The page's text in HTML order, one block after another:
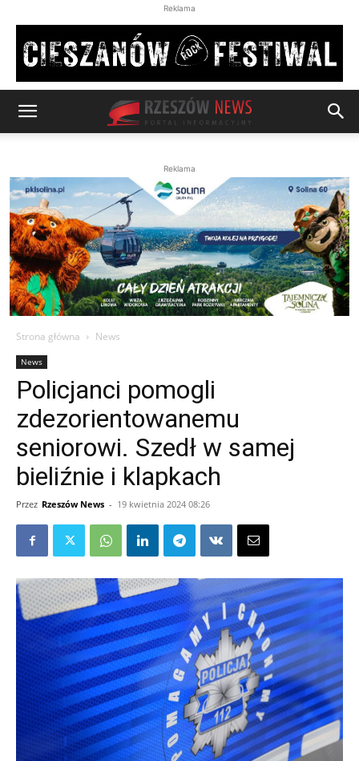
Reklama
Reklama
Strona główna News
News
Policjanci pomogli
zdezorientowanemu
seniorowi. Szedł w samej
bieliźnie i klapkach
Przez Rzeszów News - 19 kwietnia 2024 08:26